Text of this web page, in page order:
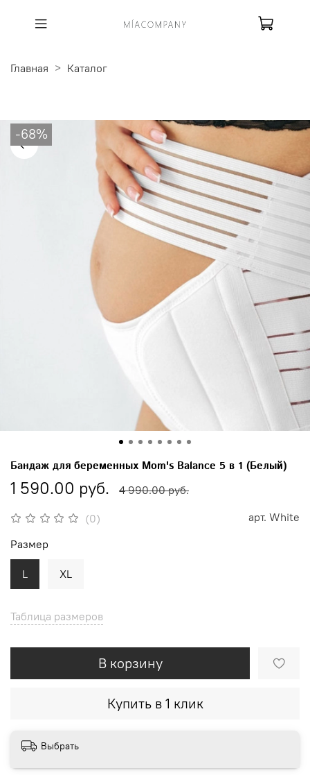
Главная Каталог
-68%
(0) арт. White
Бандаж для беременных Mom's Balance 5 в 1 (Белый)
1 590.00 руб. 4 990.00 руб.
Таблица размеров
В корзину
Купить в 1 клик
Размер
L XL
Выбрать